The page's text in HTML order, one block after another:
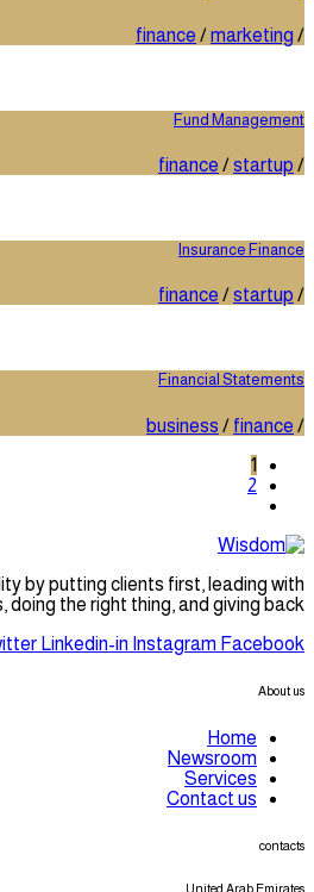
/
finance /marketing
Fund Management
/
finance /startup
Insurance Finance
/
finance /startup
Financial Statements
/
business / finance
1
2
by putting clients first, leading with
doing the right thing, and giving back.
Linkedin-in Instagram Facebook
About us
Home
Newsroom
Services
Contact us
contacts
United Arab Emirates